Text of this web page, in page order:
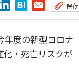
保存
年度の新型コロナ
・死亡リスクが